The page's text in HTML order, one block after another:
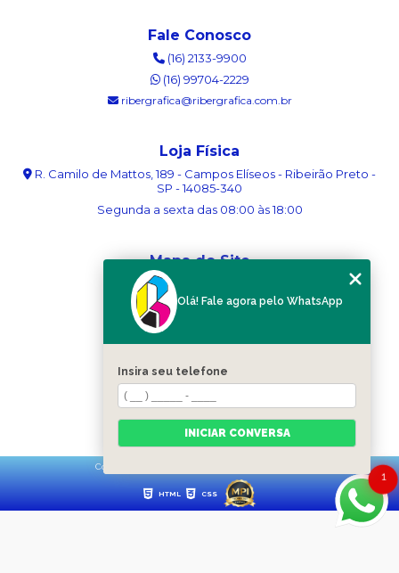
Fale Conosco
(16) 2133-9900
(16) 99704-2229
ribergrafica@ribergrafica.com.br
Loja Física
R. Camilo de Mattos, 189 - Campos Elíseos - Ribeirão Preto -
SP - 14085-340
Segunda a sexta das 08:00 às 18:00
Mapa do Site
Sobre nós
Blog
Categorias
Mapa do site
Copyright © Ribergráfica. (Lei 9610 de 19/02/1998)
HTML CSS
1
Olá! Fale agora pelo WhatsApp
Insira seu telefone
INICIAR CONVERSA